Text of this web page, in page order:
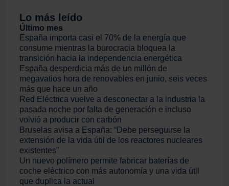
partir del uso que haya hecho de sus servicios.
Lo más leído
Último mes
España importa casi el 70% de la energía que
consume mientras la burocracia bloquea la
transición hacia la independencia energética
España desperdicia más de un millón de
megavatios hora de renovables en junio, seis veces
más que hace un año
Red Eléctrica vuelve a desconectar a la industria la
pasada noche por falta de generación e incluso
volvió a producir con carbón
Bruselas avisa a España: “Debe perseguirse la
extensión de la vida útil de los reactores nucleares
existentes”
Un nuevo polímero permite fabricar baterías de
coche eléctrico con más autonomía y una vida útil
que duplica la actual